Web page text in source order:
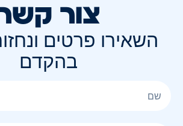
צור
השאירו פרטים
בהקדם